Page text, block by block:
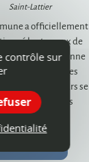
Saint-Lattier
a officiellement
les travaux de
de l'ancienne
de la Baudière. Les
extérieurs se
dans les
mois.
contrôle sur